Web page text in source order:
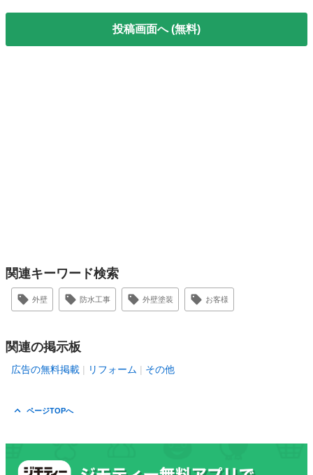
投稿画面へ (無料)
関連キーワード検索
外壁 防水工事 外壁塗装 お客様
関連の掲示板
広告の無料掲載 リフォーム その他
ページTOPへ